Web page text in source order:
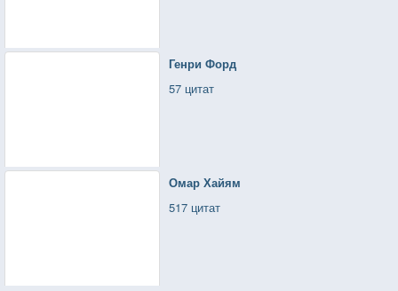
Генри Форд
57 цитат
Омар Хайям
517 цитат